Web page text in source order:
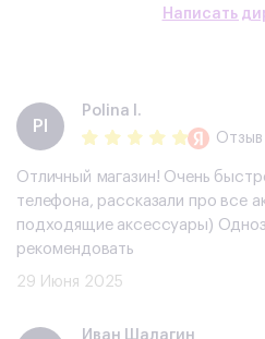
Написать
PI
Polina I.
Отзыв
Отличный магазин! Очень
телефона, рассказали про все
подходящие аксессуары)
рекомендовать
29 Июня 2025